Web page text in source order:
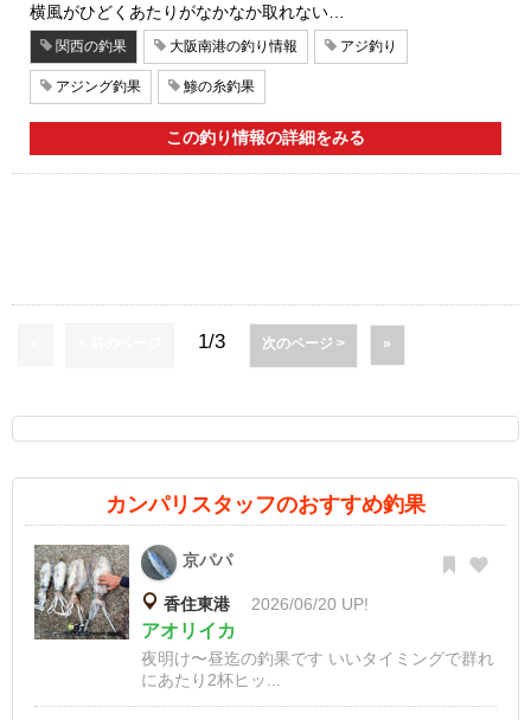
横風がひどくあたりがなかなか取れない…
関西の釣果 大阪南港の釣り情報 アジ釣り
アジング釣果 鯵の糸釣果
この釣り情報の詳細をみる
1/3 次のページ > »
カンパリスタッフのおすすめ釣果
京パパ
香住東港 2026/06/20 UP!
アオリイカ
夜明け〜昼迄の釣果です いいタイミングで群れ
にあたり2杯ヒッ...